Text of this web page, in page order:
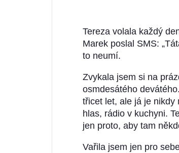
Tereza volala každý
Marek poslal SMS:
to neumí.
Zvykala jsem si na
osmdesátého
třicet let, ale já je nikdy
hlas, rádio v kuchyni.
jen proto, aby tam
Vařila jsem jen pro